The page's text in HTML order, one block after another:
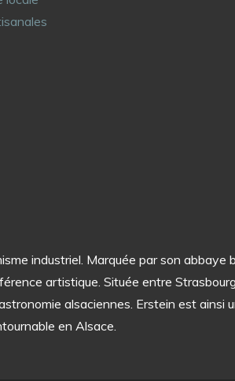
industriel. Marquée par son abbaye
artistique. Située entre
alsaciennes. Erstein est
en Alsace.